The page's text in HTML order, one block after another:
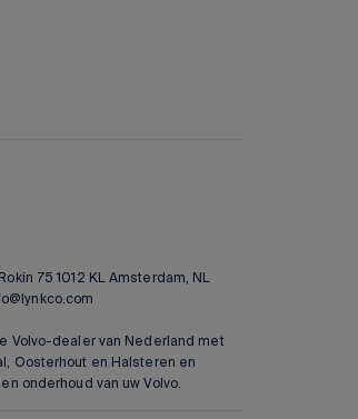
75 1012 KL Amsterdam, NL
Volvo-dealer van Nederland met
Oosterhout en Halsteren en
onderhoud van uw Volvo.